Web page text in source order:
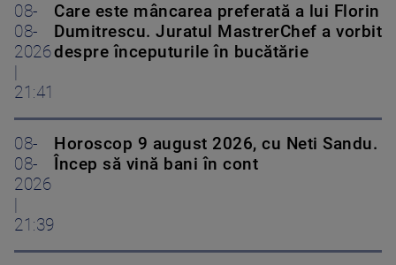
08-
08-
2026
|
21:41
Care este mâncarea preferată a lui Florin
Dumitrescu. Juratul MastrerChef a vorbit
despre începuturile în bucătărie
08-
08-
2026
|
21:39
Horoscop 9 august 2026, cu Neti Sandu.
Încep să vină bani în cont